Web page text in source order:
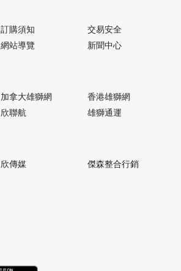
訂購須知
交易安全
網站導覽 新聞中心
加拿大雄獅網
香港雄獅網
欣聯航 雄獅通運
欣傳媒 傑森整合行銷